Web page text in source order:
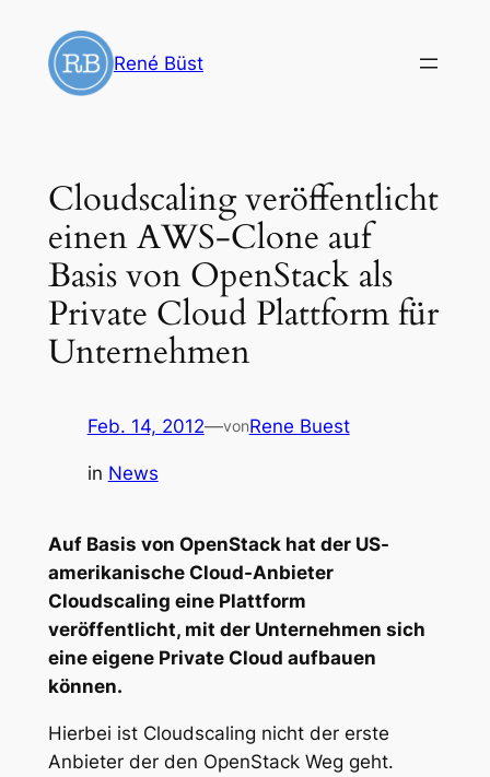
Inhalt
springen
René Büst
Cloudscaling veröffentlicht
einen AWS-Clone auf
Basis von OpenStack als
Private Cloud Plattform für
Unternehmen
Feb. 14, 2012—vonRene Buest
in News
Auf Basis von OpenStack hat der US-
amerikanische Cloud-Anbieter
Cloudscaling eine Plattform
veröffentlicht, mit der Unternehmen sich
eine eigene Private Cloud aufbauen
können.
Hierbei ist Cloudscaling nicht der erste
Anbieter der den OpenStack Weg geht.